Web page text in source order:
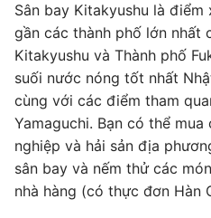
Sân bay Kitakyushu là
gần các thành phố lớn nhất
Kitakyushu và Thành phố
suối nước nóng tốt nhất
cùng với các điểm tham
Yamaguchi. Bạn có thể mua
nghiệp và hải sản địa
sân bay và nếm thử các
nhà hàng (có thực đơn Hàn